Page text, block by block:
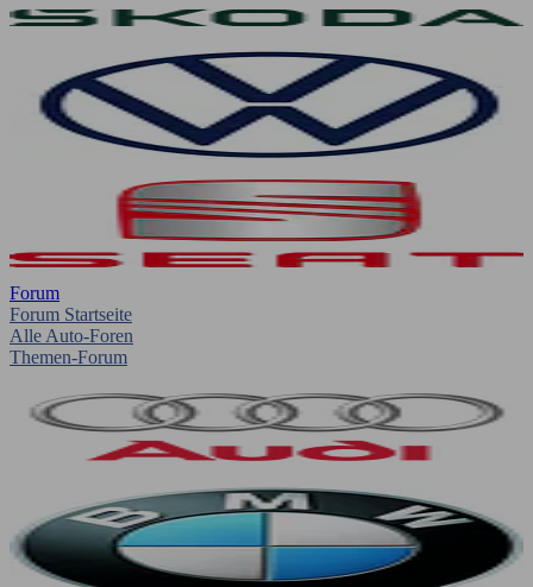
Forum
Forum Startseite
Alle Auto-Foren
Themen-Forum